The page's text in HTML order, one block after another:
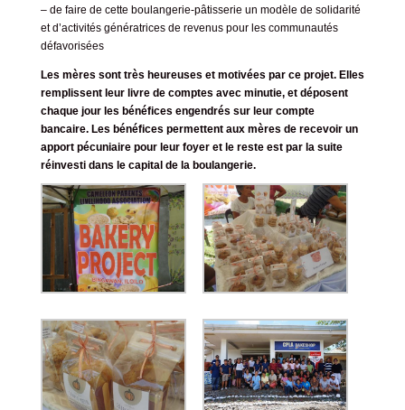
– de faire de cette boulangerie-pâtisserie un modèle de solidarité
et d’activités génératrices de revenus pour les communautés
défavorisées
Les mères sont très heureuses et motivées par ce projet. Elles
remplissent leur livre de comptes avec minutie, et déposent
chaque jour les bénéfices engendrés sur leur compte
bancaire. Les bénéfices permettent aux mères de recevoir un
apport pécuniaire pour leur foyer et le reste est par la suite
réinvesti dans le capital de la boulangerie.